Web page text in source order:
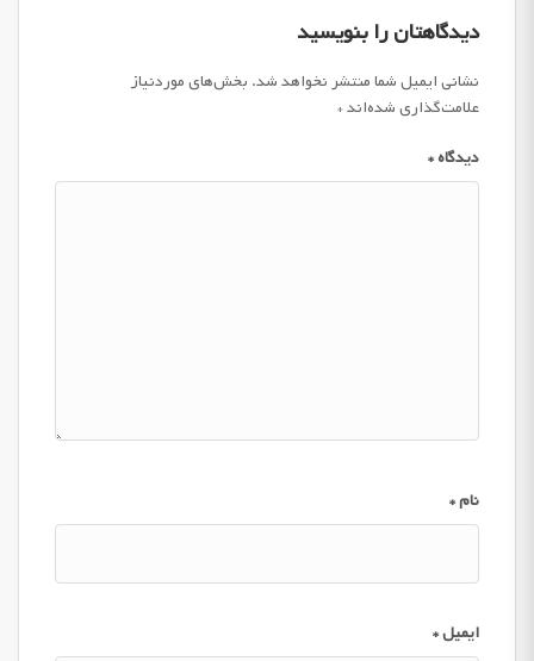
دیدگاهتان را بنویسید
نشانی ایمیل شما منتشر نخواهد شد. بخش‌های موردنیاز
علامت‌گذاری شده‌اند*
دیدگاه*
نام*
ایمیل*